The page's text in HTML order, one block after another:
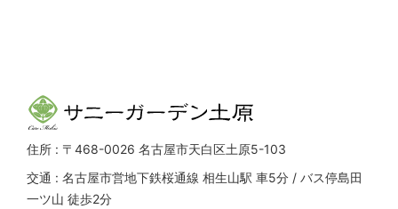
住所 : 〒468-0026 名古屋市天白区土原5-103
交通 : 名古屋市営地下鉄桜通線 相生山駅 車5分 / バス停島田
一ツ山 徒歩2分